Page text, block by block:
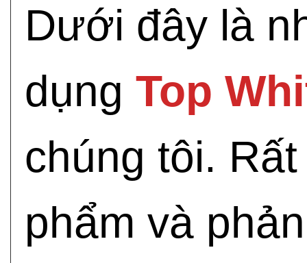
Dưới đây là
dụng Top
chúng tôi.
phẩm và